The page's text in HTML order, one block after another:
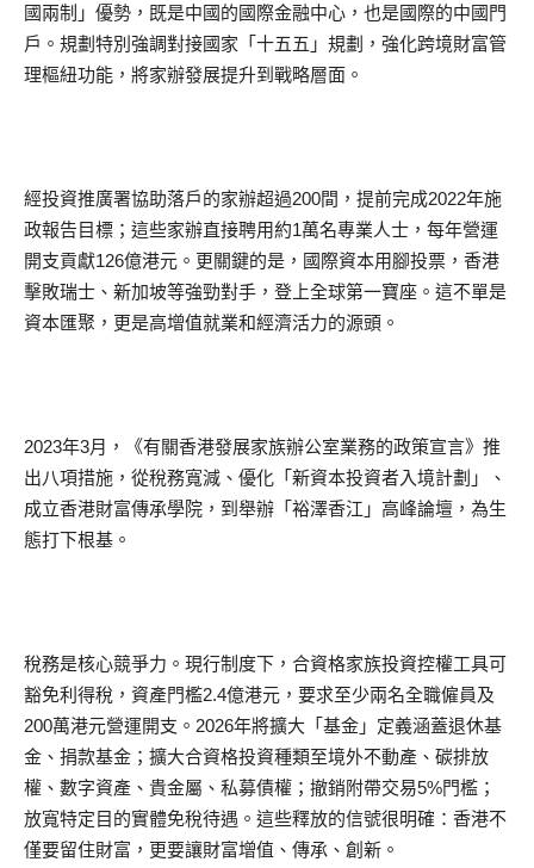
國兩制」優勢，既是中國的國際金融中心，也是國際的中國門
戶。規劃特別強調對接國家「十五五」規劃，強化跨境財富管
理樞紐功能，將家辦發展提升到戰略層面。
經投資推廣署協助落戶的家辦超過200間，提前完成2022年施
政報告目標；這些家辦直接聘用約1萬名專業人士，每年營運
開支貢獻126億港元。更關鍵的是，國際資本用腳投票，香港
擊敗瑞士、新加坡等強勁對手，登上全球第一寶座。這不單是
資本匯聚，更是高增值就業和經濟活力的源頭。
2023年3月，《有關香港發展家族辦公室業務的政策宣言》推
出八項措施，從稅務寬減、優化「新資本投資者入境計劃」、
成立香港財富傳承學院，到舉辦「裕澤香江」高峰論壇，為生
態打下根基。
稅務是核心競爭力。現行制度下，合資格家族投資控權工具可
豁免利得稅，資產門檻2.4億港元，要求至少兩名全職僱員及
200萬港元營運開支。2026年將擴大「基金」定義涵蓋退休基
金、捐款基金；擴大合資格投資種類至境外不動產、碳排放
權、數字資產、貴金屬、私募債權；撤銷附帶交易5%門檻；
放寬特定目的實體免稅待遇。這些釋放的信號很明確：香港不
僅要留住財富，更要讓財富增值、傳承、創新。